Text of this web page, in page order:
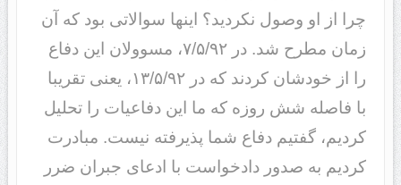
چرا از او وصول نکردید؟ اینها سوالاتی بود که آن
زمان مطرح شد. در ٧/۵/٩٢، مسوولان این دفاع
را از خودشان کردند که در ١٣/۵/٩٢، یعنی تقریبا
با فاصله شش روزه که ما این دفاعیات را تحلیل
کردیم، گفتیم دفاع شما پذیرفته نیست. مبادرت
کردیم به صدور دادخواست با ادعای جبران ضرر